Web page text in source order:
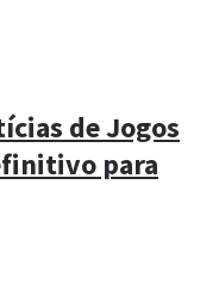
de Jogos
para